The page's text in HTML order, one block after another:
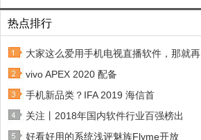
热点排行
大家这么爱用手机电视直播软件，那就再
vivo APEX 2020 配备
手机新品类？IFA 2019 海信首
关注丨2018年国内软件行业百强榜出
好看好用的系统浅评魅族Flyme开放